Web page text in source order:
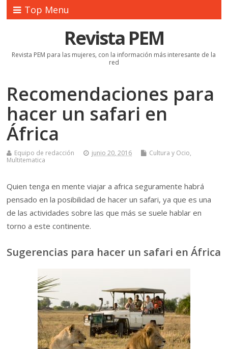
Top Menu
Revista PEM
Revista PEM para las mujeres, con la información más interesante de la
red
Recomendaciones para
hacer un safari en
África
Equipo de redacción junio 20, 2016 Cultura y Ocio,
Multitematica
Quien tenga en mente viajar a africa seguramente habrá
pensado en la posibilidad de hacer un safari, ya que es una
de las actividades sobre las que más se suele hablar en
torno a este continente.
Sugerencias para hacer un safari en África